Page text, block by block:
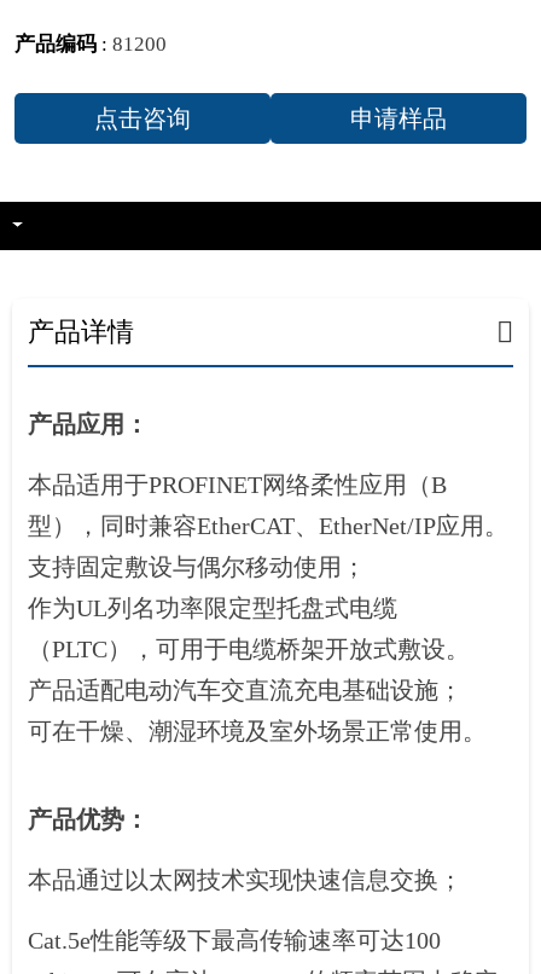
产品编码 : 81200
点击咨询 申请样品
产品详情
产品应用：
本品适用于PROFINET网络柔性应用（B
型），同时兼容EtherCAT、EtherNet/IP应用。
支持固定敷设与偶尔移动使用；
作为UL列名功率限定型托盘式电缆
（PLTC），可用于电缆桥架开放式敷设。
产品适配电动汽车交直流充电基础设施；
可在干燥、潮湿环境及室外场景正常使用。
产品优势：
本品通过以太网技术实现快速信息交换；
Cat.5e性能等级下最高传输速率可达100